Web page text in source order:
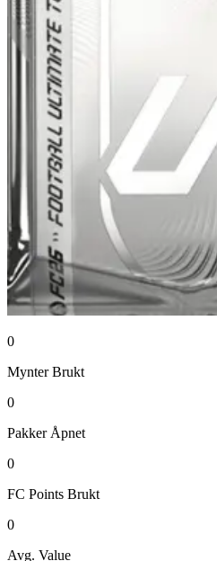
0
Mynter Brukt
0
Pakker Åpnet
0
FC Points Brukt
0
Avg. Value